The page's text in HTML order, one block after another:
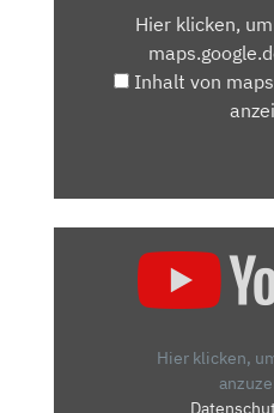
MAPS.GOOGLE.DE
Hier klicken,
Inhalt von
ELECTRIC
Hier klicken,